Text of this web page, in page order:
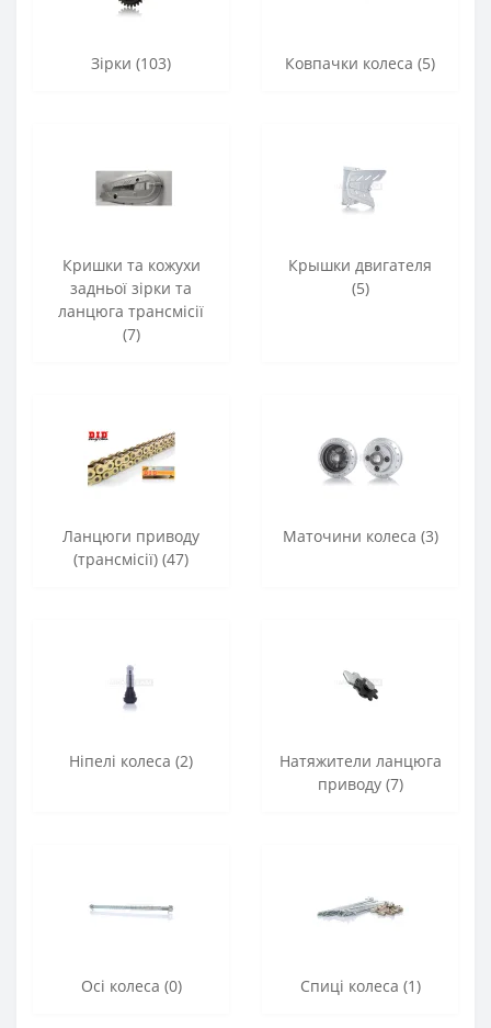
Зірки (103) Ковпачки колеса (5)
Кришки та кожухи
задньої зірки та
ланцюга трансмісії
(7)
Крышки двигателя
(5)
Ланцюги приводу
(трансмісії) (47)
Маточини колеса (3)
Ніпелі колеса (2)
Натяжители ланцюга
приводу (7)
Осі колеса (0) Спиці колеса (1)